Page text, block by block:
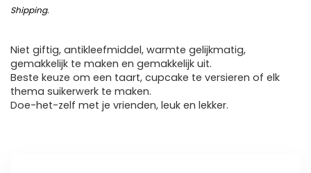
Shipping.
Niet giftig, antikleefmiddel, warmte gelijkmatig,
gemakkelijk te maken en gemakkelijk uit.
Beste keuze om een taart, cupcake te versieren of elk
thema suikerwerk te maken.
Doe-het-zelf met je vrienden, leuk en lekker.